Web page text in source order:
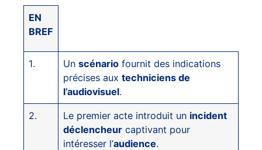
EN
BREF
1. Unscénario fournit des indications
précises auxtechniciens de
l’audiovisuel.
2. Le premier acte introduit un incident
déclencheur captivant pour
intéresser l’audience.